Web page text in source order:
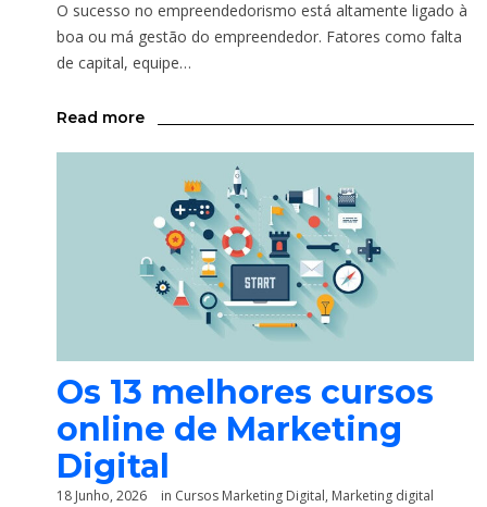
O sucesso no empreendedorismo está altamente ligado à
boa ou má gestão do empreendedor. Fatores como falta
de capital, equipe…
Read more
Os 13 melhores cursos
online de Marketing
Digital
18 Junho, 2026 in Cursos Marketing Digital, Marketing digital